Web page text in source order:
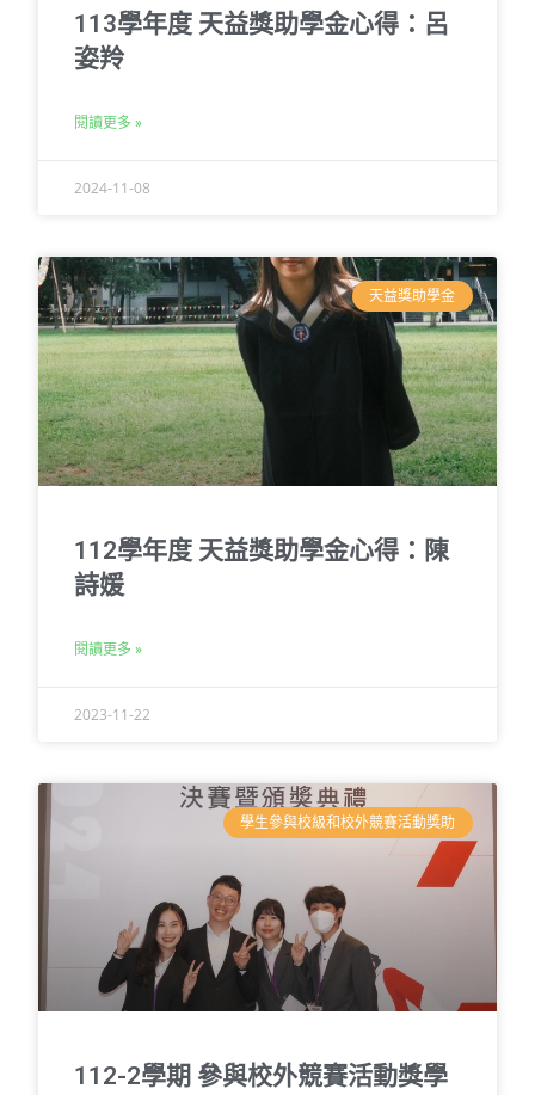
113學年度 天益獎助學金心得：呂
姿羚
閱讀更多 »
2024-11-08
天益獎助學金
112學年度 天益獎助學金心得：陳
詩媛
閱讀更多 »
2023-11-22
學生參與校級和校外競賽活動獎助
112-2學期 參與校外競賽活動獎學